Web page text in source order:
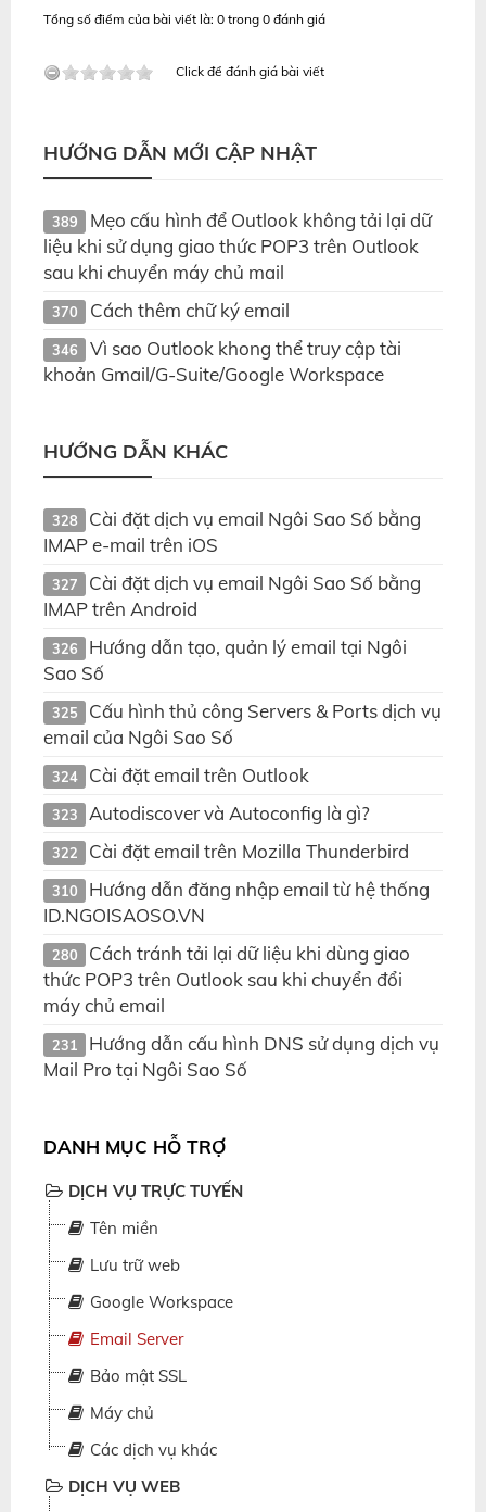
Tổng số điểm của bài viết là: 0 trong 0 đánh giá
Click để đánh giá bài viết
HƯỚNG DẪN MỚI CẬP NHẬT
389
Mẹo cấu hình để Outlook không tải lại dữ
liệu khi sử dụng giao thức POP3 trên Outlook
sau khi chuyển máy chủ mail
370 Cách thêm chữ ký email
346
Vì sao Outlook khong thể truy cập tài
khoản Gmail/G-Suite/Google Workspace
HƯỚNG DẪN KHÁC
328
Cài đặt dịch vụ email Ngôi Sao Số bằng
IMAP e-mail trên iOS
327
Cài đặt dịch vụ email Ngôi Sao Số bằng
IMAP trên Android
326
Hướng dẫn tạo, quản lý email tại Ngôi
Sao Số
325
Cấu hình thủ công Servers & Ports dịch vụ
email của Ngôi Sao Số
324 Cài đặt email trên Outlook
323 Autodiscover và Autoconfig là gì?
322 Cài đặt email trên Mozilla Thunderbird
310
Hướng dẫn đăng nhập email từ hệ thống
ID.NGOISAOSO.VN
280
Cách tránh tải lại dữ liệu khi dùng giao
thức POP3 trên Outlook sau khi chuyển đổi
máy chủ email
231
Hướng dẫn cấu hình DNS sử dụng dịch vụ
Mail Pro tại Ngôi Sao Số
DANH MỤC HỖ TRỢ
DỊCH VỤ TRỰC TUYẾN
Tên miền
Lưu trữ web
Google Workspace
Email Server
Bảo mật SSL
Máy chủ
Các dịch vụ khác
DỊCH VỤ WEB